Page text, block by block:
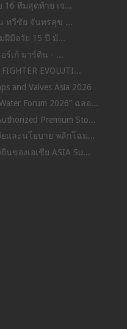
16 ทีมสุดท้าย เจ...
ทวีชัย จันทรสุข ...
ฝีมือวัย 15 ปี มั...
ร์เก้ มาร์ติน - ...
EVOLUTI...
and Valves Asia 2026
Forum 2026” ฉลอ...
Premium Sto...
และนโยบาย พลิกโฉม...
ของเอเชีย ASIA Su...